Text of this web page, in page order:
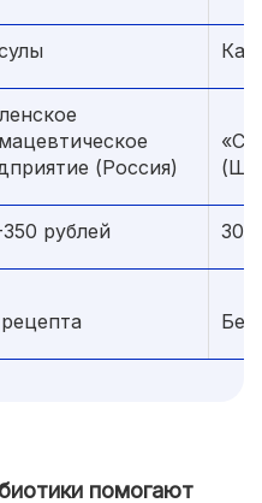
(Россия)
рублей
Без
помогают